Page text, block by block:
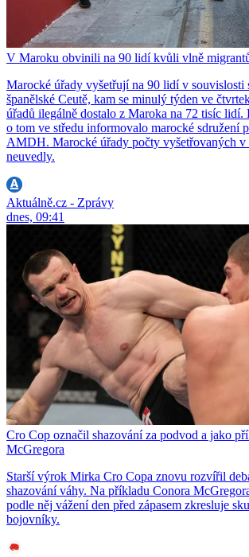
V Maroku obvinili na 90 lidí kvůli vlně
Marocké úřady vyšetřují na 90 lidí v souvislosti
španělské Ceutě, kam se minulý týden ve
úřadů ilegálně dostalo z Maroka na 72 tisíc lidí.
o tom ve středu informovalo marocké sdružení
AMDH. Marocké úřady počty vyšetřovaných v
neuvedly.
Aktuálně.cz - Zprávy
dnes, 09:41
Cro Cop označil shazování za podvod a jako
McGregora
Starší výrok Mirka Cro Copa znovu rozvířil
shazování váhy. Na příkladu Conora
podle něj vážení den před zápasem zkresluje
bojovníky.